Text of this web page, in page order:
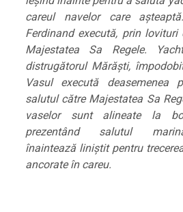
careul navelor care
Ferdinand execută, prin
Majestatea Sa Regele.
distrugătorul Mărăști,
Vasul execută
salutul către Majestatea Sa
vaselor sunt alineate la
prezentând salutul
înaintează liniștit pentru
ancorate în careu.